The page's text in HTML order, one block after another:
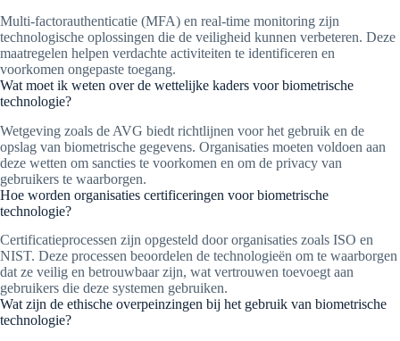
Multi-factorauthenticatie (MFA) en real-time monitoring zijn
technologische oplossingen die de veiligheid kunnen verbeteren. Deze
maatregelen helpen verdachte activiteiten te identificeren en
voorkomen ongepaste toegang.
Wat moet ik weten over de wettelijke kaders voor biometrische
technologie?
Wetgeving zoals de AVG biedt richtlijnen voor het gebruik en de
opslag van biometrische gegevens. Organisaties moeten voldoen aan
deze wetten om sancties te voorkomen en om de privacy van
gebruikers te waarborgen.
Hoe worden organisaties certificeringen voor biometrische
technologie?
Certificatieprocessen zijn opgesteld door organisaties zoals ISO en
NIST. Deze processen beoordelen de technologieën om te waarborgen
dat ze veilig en betrouwbaar zijn, wat vertrouwen toevoegt aan
gebruikers die deze systemen gebruiken.
Wat zijn de ethische overpeinzingen bij het gebruik van biometrische
technologie?